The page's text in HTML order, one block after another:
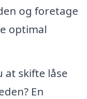
og foretage
optimal
at skifte låse
En